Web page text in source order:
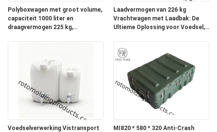
Polyboxwagen met groot volume,
capaciteit 1000 liter en
draagvermogen 225 kg,
Laadvermogen van 226 kg
Vrachtwagen met Laadbak: De
Ultieme Oplossing voor Voedsel,
Voedselverwerking Vistransport
MI820 * 580 * 320 Anti-Crash